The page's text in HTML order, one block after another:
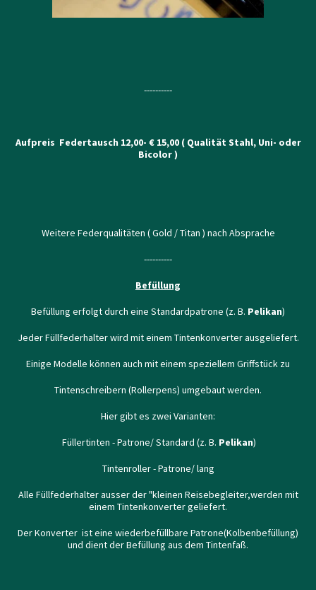
----------
Aufpreis Federtausch 12,00- € 15,00 ( Qualität Stahl, Uni- oder
Bicolor )
Weitere Federqualitäten ( Gold / Titan ) nach Absprache
----------
Befüllung
Befüllung erfolgt durch eine Standardpatrone (z. B. Pelikan)
Jeder Füllfederhalter wird mit einem Tintenkonverter ausgeliefert.
Einige Modelle können auch mit einem speziellem Griffstück zu
Tintenschreibern (Rollerpens) umgebaut werden.
Hier gibt es zwei Varianten:
Füllertinten - Patrone/ Standard (z. B. Pelikan)
Tintenroller - Patrone/ lang
Alle Füllfederhalter ausser der "kleinen Reisebegleiter,werden mit
einem Tintenkonverter geliefert.
Der Konverter ist eine wiederbefüllbare Patrone(Kolbenbefüllung)
und dient der Befüllung aus dem Tintenfaß.